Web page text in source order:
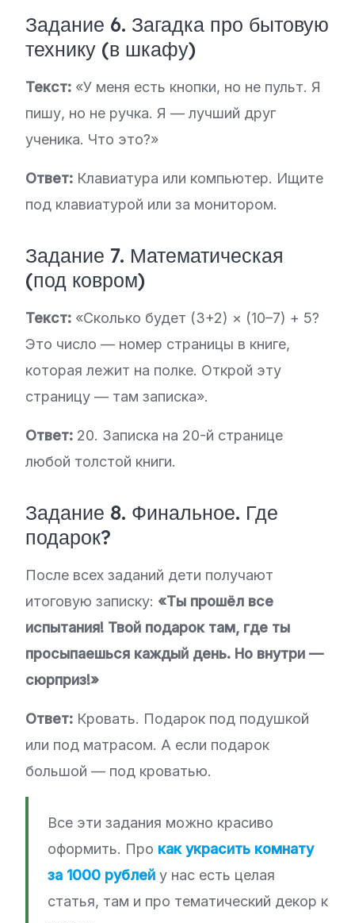
Задание 6. Загадка про бытовую
технику (в шкафу)
Текст: «У меня есть кнопки, но не пульт. Я
пишу, но не ручка. Я — лучший друг
ученика. Что это?»
Ответ: Клавиатура или компьютер. Ищите
под клавиатурой или за монитором.
Задание 7. Математическая
(под ковром)
Текст: «Сколько будет (3+2) × (10–7) + 5?
Это число — номер страницы в книге,
которая лежит на полке. Открой эту
страницу — там записка».
Ответ: 20. Записка на 20-й странице
любой толстой книги.
Задание 8. Финальное. Где
подарок?
После всех заданий дети получают
итоговую записку: «Ты прошёл все
испытания! Твой подарок там, где ты
просыпаешься каждый день. Но внутри —
сюрприз!»
Ответ: Кровать. Подарок под подушкой
или под матрасом. А если подарок
большой — под кроватью.
Все эти задания можно красиво
оформить. Про как украсить комнату
за 1000 рублей у нас есть целая
статья, там и про тематический декор к